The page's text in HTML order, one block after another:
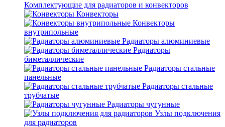
Комплектующие для радиаторов и конвекторов
Конвекторы
Конвекторы
внутрипольные
Радиаторы алюминиевые
Радиаторы
биметаллические
Радиаторы стальные
панельные
Радиаторы стальные
трубчатые
Радиаторы чугунные
Узлы подключения
для радиаторов